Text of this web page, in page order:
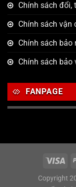
Chính sách đổi,
Chính sách vận
Chính sách bảo
Chính sách bảo
FANPAGE
Copyright